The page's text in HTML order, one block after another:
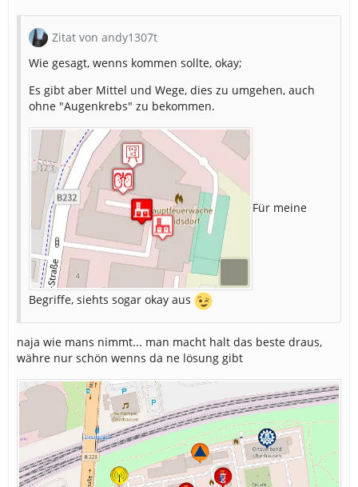
Zitat von andy1307t
Wie gesagt, wenns kommen sollte, okay;
Es gibt aber Mittel und Wege, dies zu umgehen, auch
ohne "Augenkrebs" zu bekommen.
Für meine
Begriffe, siehts sogar okay aus
naja wie mans nimmt... man macht halt das beste draus,
währe nur schön wenns da ne lösung gibt